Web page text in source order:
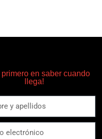
primero en saber cuando
llega!